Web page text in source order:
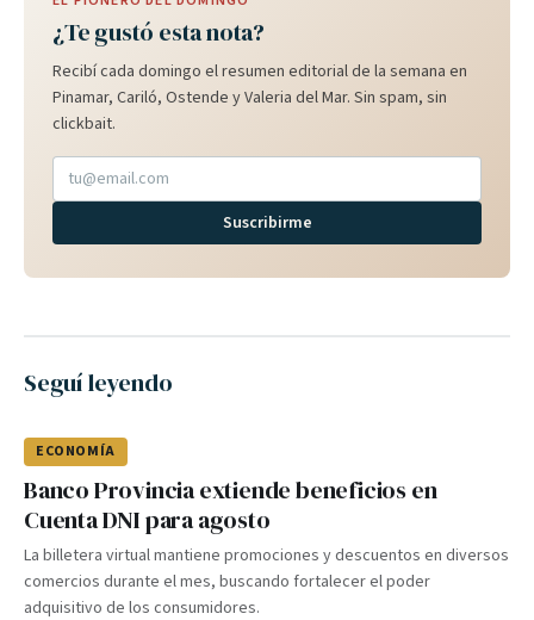
¿Te gustó esta nota?
Recibí cada domingo el resumen editorial de la semana en
Pinamar, Cariló, Ostende y Valeria del Mar. Sin spam, sin
clickbait.
Suscribirme
Seguí leyendo
ECONOMÍA
Banco Provincia extiende beneficios en
Cuenta DNI para agosto
La billetera virtual mantiene promociones y descuentos en diversos
comercios durante el mes, buscando fortalecer el poder
adquisitivo de los consumidores.